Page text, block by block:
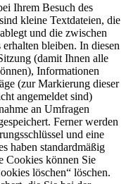
Ihrem Besuch des
kleine Textdateien, die
und die zwischen
bleiben. In diesen
(damit Ihnen alle
Informationen
(zur Markierung dieser
angemeldet sind)
an Umfragen
Ferner werden
und eine
haben standardmäßig
Cookies können Sie
löschen“ löschen.